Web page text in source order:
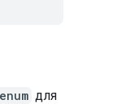
enum для